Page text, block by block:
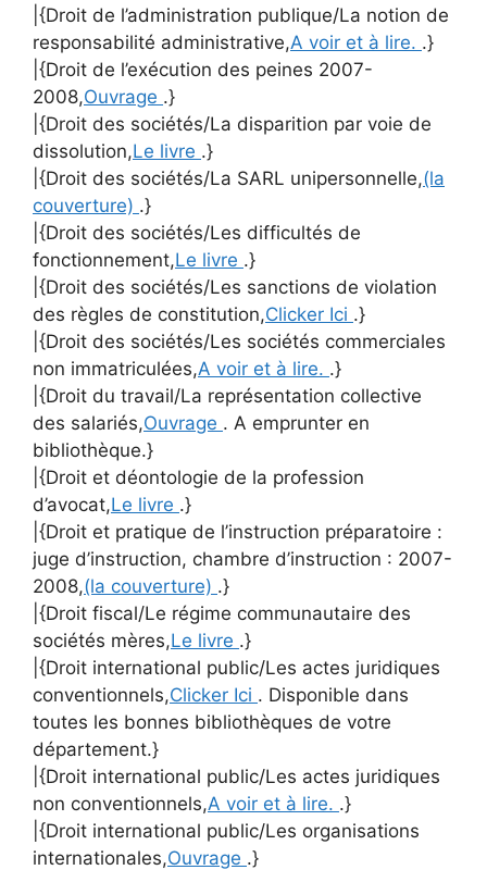
|{Droit de l’administration publique/La notion de
responsabilité administrative,A voir et à lire. .}
|{Droit de l’exécution des peines 2007-
2008,Ouvrage .}
|{Droit des sociétés/La disparition par voie de
dissolution,Le livre .}
|{Droit des sociétés/La SARL unipersonnelle,(la
couverture) .}
|{Droit des sociétés/Les difficultés de
fonctionnement,Le livre .}
|{Droit des sociétés/Les sanctions de violation
des règles de constitution,Clicker Ici .}
|{Droit des sociétés/Les sociétés commerciales
non immatriculées,A voir et à lire. .}
|{Droit du travail/La représentation collective
des salariés,Ouvrage . A emprunter en
bibliothèque.}
|{Droit et déontologie de la profession
d’avocat,Le livre .}
|{Droit et pratique de l’instruction préparatoire :
juge d’instruction, chambre d’instruction : 2007-
2008,(la couverture) .}
|{Droit fiscal/Le régime communautaire des
sociétés mères,Le livre .}
|{Droit international public/Les actes juridiques
conventionnels,Clicker Ici . Disponible dans
toutes les bonnes bibliothèques de votre
département.}
|{Droit international public/Les actes juridiques
non conventionnels,A voir et à lire. .}
|{Droit international public/Les organisations
internationales,Ouvrage .}